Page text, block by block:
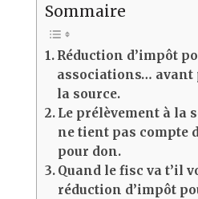
Sommaire
Réduction d’impôt
associations… avant
la source.
Le prélèvement à la
ne tient pas compte
pour don.
Quand le fisc va t’il
réduction d’impôt